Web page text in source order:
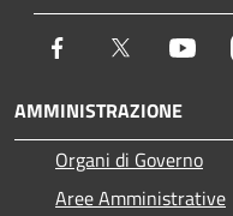
Facebook Twitter
AMMINISTRAZIONE
Organi di Governo
Aree Amministrative